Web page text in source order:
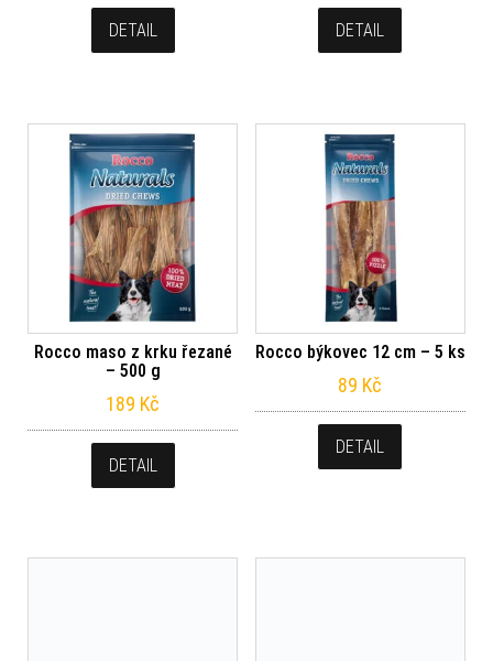
DETAIL DETAIL
Rocco maso z krku řezané
– 500 g
189 Kč
DETAIL
Rocco býkovec 12 cm – 5 ks
89 Kč
DETAIL